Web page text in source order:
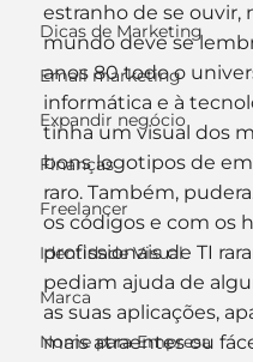
Dicas de Marketing
Email marketing
Expandir negócio
Finanças
Freelancer
Identidade Visual
Marca
Nome para Empresa
estranho de se ouvir,
mundo deve se
anos 80 todo o
informática e à
tinha um visual dos
bons logotipos de
raro. Também,
os códigos e com os
profissionais de TI
pediam ajuda de
as suas aplicações,
mais atraentes ou